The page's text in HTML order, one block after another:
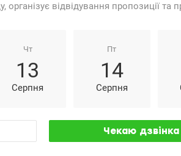
відвідування пропозиції та
Чт
13
Серпня
Пт
14
Серпня